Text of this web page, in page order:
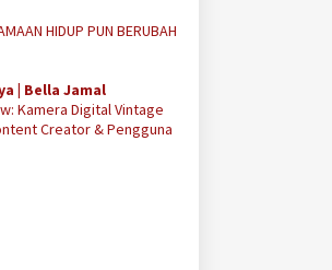
HIDUP PUN BERUBAH
| Bella Jamal
Kamera Digital Vintage
Creator & Pengguna